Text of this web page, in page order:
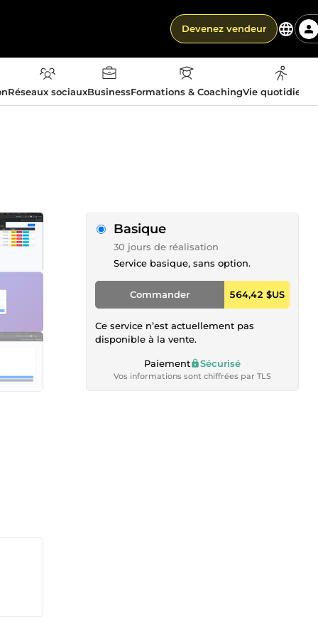
Devenez vendeur
Réseaux sociauxBusinessFormations & CoachingVie
Basique
30 jours de réalisation
Service basique, sans option.
Commander 564,42 $US
Ce service n’est actuellement pas
disponible à la vente.
Paiement Sécurisé
Vos informations sont chiffrées par TLS